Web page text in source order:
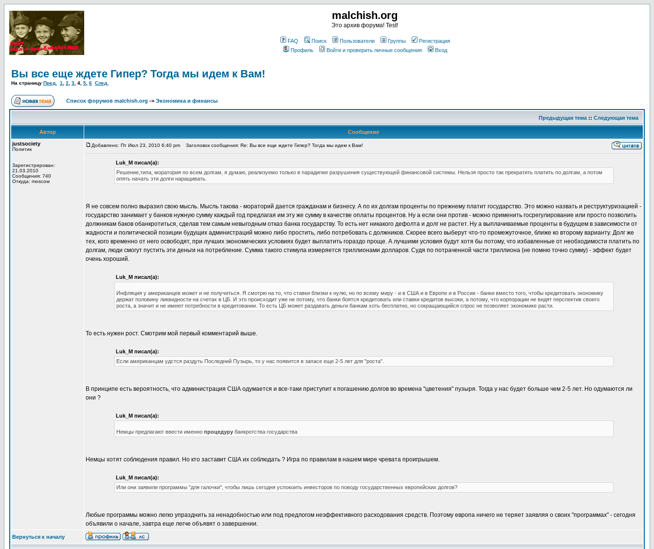
malchish.org
Это архив форума! Test!
FAQ Поиск Пользователи Группы
Регистрация
Профиль
Войти и проверить личные сообщения Вход
Вы все еще ждете Гипер? Тогда мы идем к Вам!
На страницу Пред. 1 2 3 4 5 6 След.
Список форумов malchish.org -> Экономика и финансы
Предыдущая тема :: Следующая тема
Автор
Сообщение
justsociety
Политик
Зарегистрирован:
21.03.2010
Сообщения: 740
Откуда: moscow
Добавлено: Пт Июл 23, 2010 6:40 pm Заголовок сообщения: Re: Вы все еще ждете Гипер? Тогда мы идем к Вам!
Luk_M писал(а):
Решение,типа, моратория по всем долгам, я думаю, реализуемо только в парадигме разрушения существующей финансовой системы. Нельзя просто так прекратить платить по долгам, а потом
опять начать эти долги наращивать.
Я не совсем полно выразил свою мысль. Мысль такова - мораторий дается гражданам и бизнесу. А по их долгам проценты по прежнему платит государство. Это можно назвать и реструктуризацией -
государство занимает у банков нужную сумму каждый год предлагая им эту же сумму в качестве оплаты процентов. Ну а если они против - можно применить госрегулирование или просто позволить
должникам баков обанкротиться, сделав тем самым невыгодным отказ банка государству. То есть нет никакого дефолта и долг не растет. Ну а выплачиваемые проценты в будущем в зависимости от
жадности и политической позиции будущих администраций можно либо простить, либо потребовать с должников. Скорее всего выберут что-то промежуточное, ближе ко второму варианту. Долг же
тех, кого временно от него освободят, при лучших экономических условиях будет выплатить гораздо проще. А лучшими условия будут хотя бы потому, что избавленные от необходимости платить по
долгам, люди смогут пустить эти деньги на потребление. Сумма такого стимула измеряется триллионами долларов. Судя по потраченной части триллиона (не помню точно сумму) - эффект будет
очень хороший.
Luk_M писал(а):
Инфляция у американцев может и не получиться. Я смотрю на то, что ставки близки к нулю, но по всему миру - и в США и в Европе и в России - банки вместо того, чтобы кредитовать экономику
держат половину ликвидности на счетах в ЦБ. И это происходит уже не потому, что банки боятся кредитовать или ставки кредитов высоки, а потому, что корпорации не видят перспектив своего
роста, а значит и не имеют потребности в кредитовании. То есть ЦБ может раздавать деньги банкам хоть бесплатно, но сокращающийся спрос не позволяет экономике расти.
То есть нужен рост. Смотрим мой первый комментарий выше.
Luk_M писал(а):
Если американцам удстся раздуть Последний Пузырь, то у нас появится в запасе еще 2-5 лет для "роста".
В принципе есть вероятность, что администрация США одумается и все-таки приступит к погашению долгов во времена "цветения" пузыря. Тогда у нас будет больше чем 2-5 лет. Но одумаются ли
они ?
Luk_M писал(а):
Немцы предлагают ввести именно процедурубанкротства государства
Немцы хотят соблюдения правил. Но кто заставит США их соблюдать ? Игра по правилам в нашем мире чревата проигрышем.
Luk_M писал(а):
Или они заявили программы "для галочки", чтобы лишь сегодня успокоить инвесторов по поводу государственных европейских долгов?
Любые программы можно легко упразднить за ненадобностью или под предлогом неэффективного расходования средств. Поэтому европа ничего не теряет заявляя о своих "программах" - сегодня
объявили о начале, завтра еще легче объявят о завершении.
Вернуться к началу